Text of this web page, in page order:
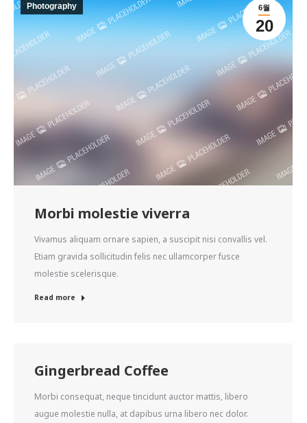
6월
20
Photography
Morbi molestie viverra
Vivamus aliquam ornare sapien, a suscipit nisi convallis vel.
Etiam gravida sollicitudin felis nec ullamcorper fusce
molestie scelerisque.
Read more
Gingerbread Coffee
Morbi consequat, neque tincidunt auctor mattis, libero
augue molestie nulla, at dapibus urna libero nec dolor.